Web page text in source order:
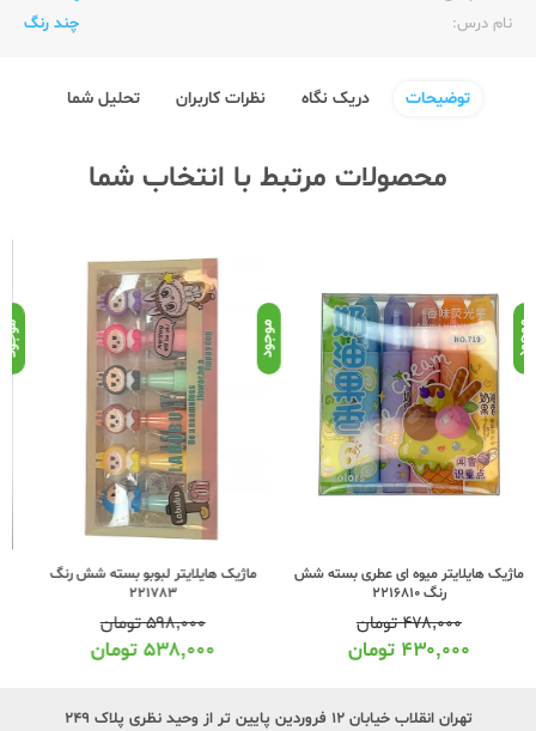
نام درس:
چند رنگ
توضیحات دریک نگاه نظرات کاربران تحلیل شما
محصولات مرتبط با انتخاب شما
موجود
ماژیک هایلایتر لبوبو بسته شش رنگ
221783
۵۹۸,۰۰۰تومان
۵۳۸,۰۰۰تومان
موجود
ماژیک هایلایتر مینی MH7107 کلاسیک
بسته شش رنگ 2217812
۴۵۸,۰۰۰تومان
۴۱۲,۰۰۰تومان
تهران انقلاب خیابان ۱۲ فروردین پایین تر از وحید نظری پلاک ۲۴۹